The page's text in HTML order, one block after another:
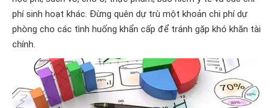
phí sinh hoạt khác. Đừng quên dự trù một khoản chi phí dự
phòng cho các tình huống khẩn cấp để tránh gặp khó khăn tài
chính.